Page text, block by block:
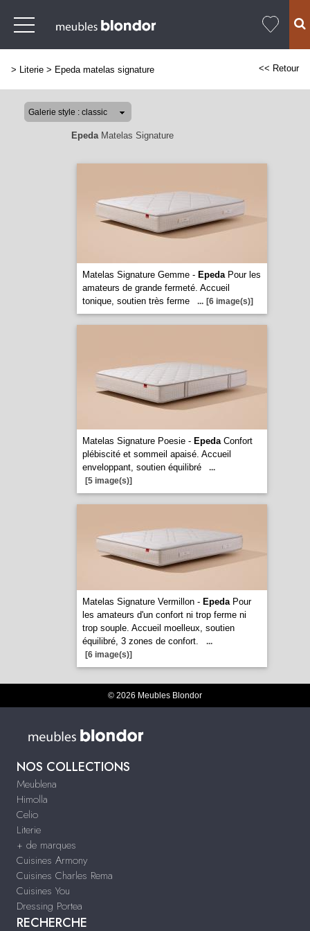
> Literie > Epeda matelas signature << Retour
EpedaMatelas Signature
Matelas Signature Gemme - EpedaPour les
amateurs de grande fermeté. Accueil
tonique, soutien très ferme
... [6 image(s)]
Matelas Signature Poesie - EpedaConfort
plébiscité et sommeil apaisé. Accueil
enveloppant, soutien équilibré
...
[5 image(s)]
Matelas Signature Vermillon - EpedaPour
les amateurs d'un confort ni trop ferme ni
trop souple. Accueil moelleux, soutien
équilibré, 3 zones de confort.
...
[6 image(s)]
© 2026 Meubles Blondor
NOS COLLECTIONS
Meublena
Himolla
Celio
Literie
+ de marques
Cuisines Armony
Cuisines Charles Rema
Cuisines You
Dressing Portea
RECHERCHE